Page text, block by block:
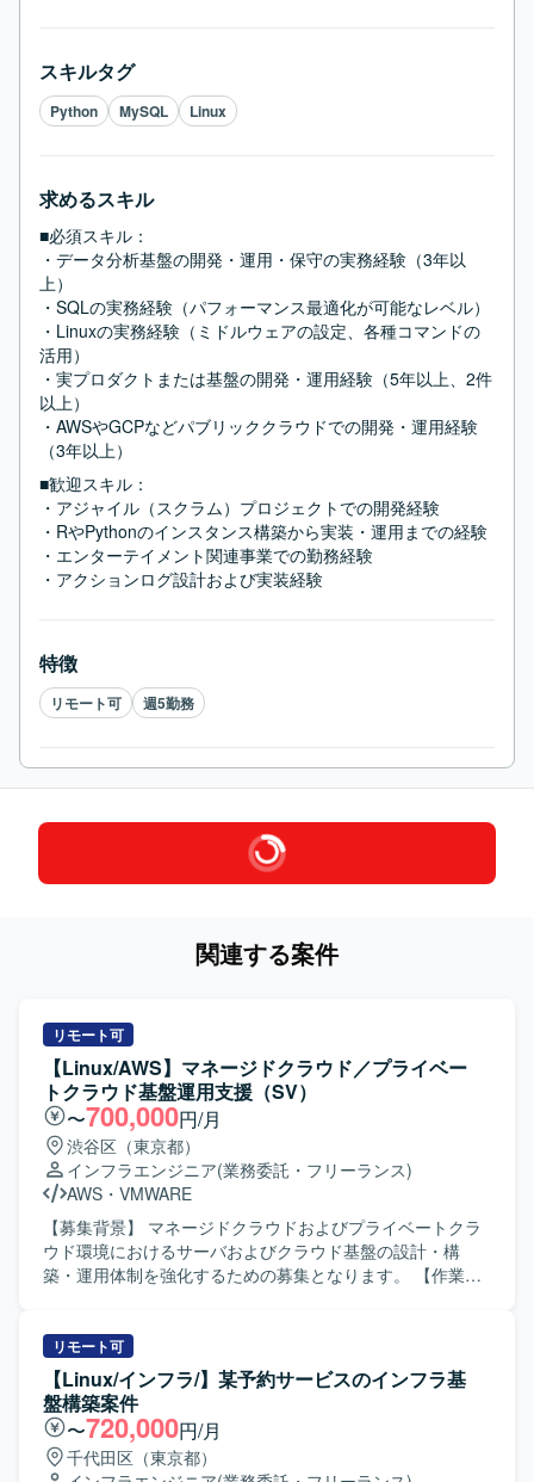
スキルタグ
Python MySQL Linux
求めるスキル
■必須スキル：
・データ分析基盤の開発・運用・保守の実務経験（3年以
上）
・SQLの実務経験（パフォーマンス最適化が可能なレベル）
・Linuxの実務経験（ミドルウェアの設定、各種コマンドの
活用）
・実プロダクトまたは基盤の開発・運用経験（5年以上、2件
以上）
・AWSやGCPなどパブリッククラウドでの開発・運用経験
（3年以上）
■歓迎スキル：
・アジャイル（スクラム）プロジェクトでの開発経験
・RやPythonのインスタンス構築から実装・運用までの経験
・エンターテイメント関連事業での勤務経験
・アクションログ設計および実装経験
特徴
リモート可 週5勤務
関連する案件
リモート可
【Linux/AWS】マネージドクラウド／プライベー
トクラウド基盤運用支援（SV）
〜700,000円/月
渋谷区（東京都）
インフラエンジニア(業務委託・フリーランス)
AWS ・ VMWARE
【募集背景】 マネージドクラウドおよびプライベートクラ
ウド環境におけるサーバおよびクラウド基盤の設計・構
築・運用体制を強化するための募集となります。 【作業内
いただきます。 ロードバランサーやベアメタルサーバ、ス
トレージの対応を行っていただきます。 プライベートクラ
ウドおよびパブリッククラウド基盤の運用をご担当いただ
きます。 AWS基盤の設計・構築・運用対応を行っていただ
きます。 【求める人物像】 インフラ基盤を一人称で対応で
きるサーバエンジニアとして主体的に業務を遂行できる方
リモート可
【Linux/インフラ/】某予約サービスのインフラ基
盤構築案件
〜720,000円/月
千代田区（東京都）